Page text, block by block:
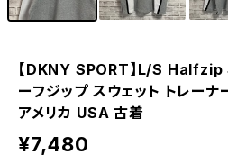
【DKNY SPORT】L/S
ーフジップ スウェット トレー
アメリカ USA 古着
¥7,480